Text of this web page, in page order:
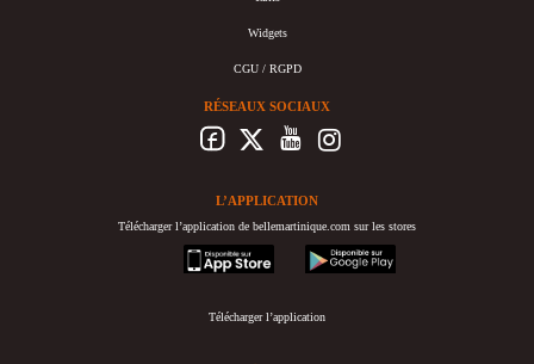
Widgets
CGU / RGPD
RÉSEAUX SOCIAUX
L’APPLICATION
Télécharger l’application de bellemartinique.com sur les stores
appstore
googleplay
Télécharger l’application